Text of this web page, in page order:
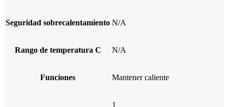
Seguridad sobrecalentamiento N/A
Rango de temperatura C N/A
Funciones Mantener caliente
1